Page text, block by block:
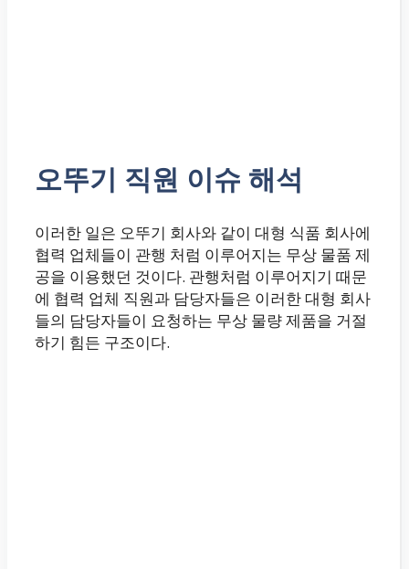
오뚜기 직원 이슈 해석
이러한 일은 오뚜기 회사와 같이 대형 식품 회사에
협력 업체들이 관행 처럼 이루어지는 무상 물품 제
공을 이용했던 것이다. 관행처럼 이루어지기 때문
에 협력 업체 직원과 담당자들은 이러한 대형 회사
들의 담당자들이 요청하는 무상 물량 제품을 거절
하기 힘든 구조이다.